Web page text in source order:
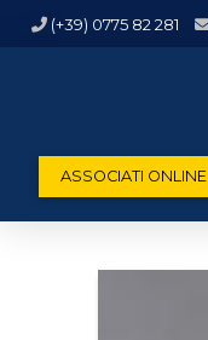
(+39) 0775 82 281
ASSOCIATI ONLINE